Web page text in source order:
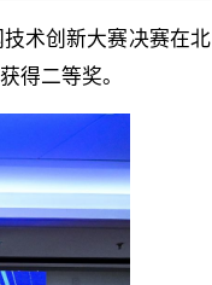
术创新大赛决赛在北
得二等奖。